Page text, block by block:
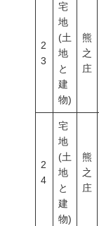
2
3
宅
地
(土
地
と
建
物)
熊
之
庄
2
4
宅
地
(土
地
と
建
物)
熊
之
庄